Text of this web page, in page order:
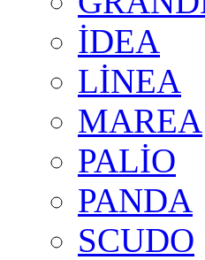
İDEA
LİNEA
MAREA
PALİO
PANDA
SCUDO